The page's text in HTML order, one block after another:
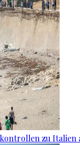
zu Italien